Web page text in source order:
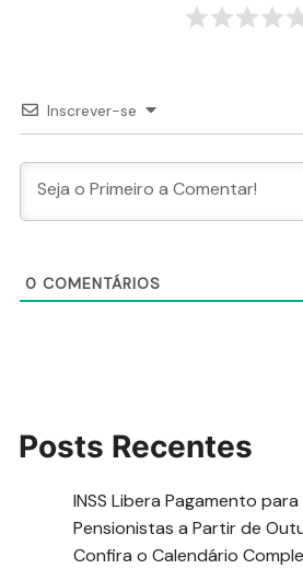
Inscrever-se
0 COMENTÁRIOS
Posts Recentes
INSS Libera Pagamento
Pensionistas a Partir de
Confira o Calendário